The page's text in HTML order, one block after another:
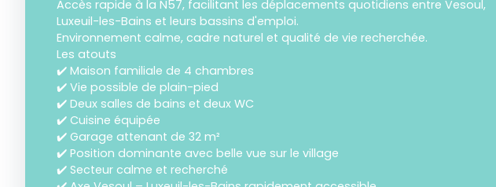
Accès rapide à la N57, facilitant les déplacements quotidiens entre Vesoul,
Luxeuil-les-Bains et leurs bassins d'emploi.
Environnement calme, cadre naturel et qualité de vie recherchée.
Les atouts
✔️ Maison familiale de 4 chambres
✔️ Vie possible de plain-pied
✔️ Deux salles de bains et deux WC
✔️ Cuisine équipée
✔️ Garage attenant de 32 m²
✔️ Position dominante avec belle vue sur le village
✔️ Secteur calme et recherché